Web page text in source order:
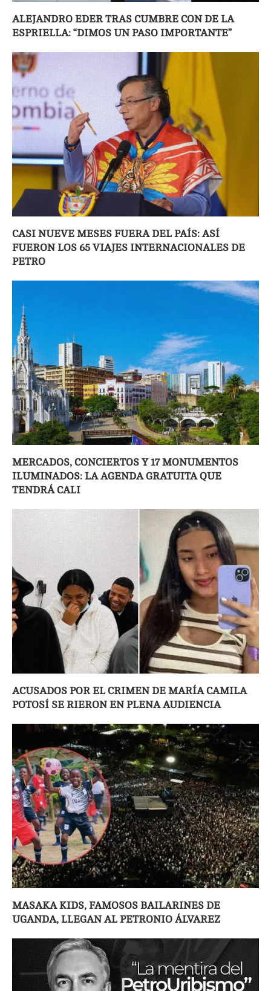
ALEJANDRO EDER TRAS CUMBRE CON DE LA
ESPRIELLA: “DIMOS UN PASO IMPORTANTE”
CASI NUEVE MESES FUERA DEL PAÍS: ASÍ
FUERON LOS 65 VIAJES INTERNACIONALES DE
PETRO
MERCADOS, CONCIERTOS Y 17 MONUMENTOS
ILUMINADOS: LA AGENDA GRATUITA QUE
TENDRÁ CALI
ACUSADOS POR EL CRIMEN DE MARÍA CAMILA
POTOSÍ SE RIERON EN PLENA AUDIENCIA
MASAKA KIDS, FAMOSOS BAILARINES DE
UGANDA, LLEGAN AL PETRONIO ÁLVAREZ